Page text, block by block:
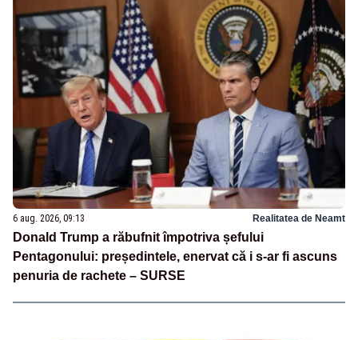
6 aug. 2026, 09:13 Realitatea de Neamt
Donald Trump a răbufnit împotriva șefului
Pentagonului: președintele, enervat că i s-ar fi ascuns
penuria de rachete – SURSE